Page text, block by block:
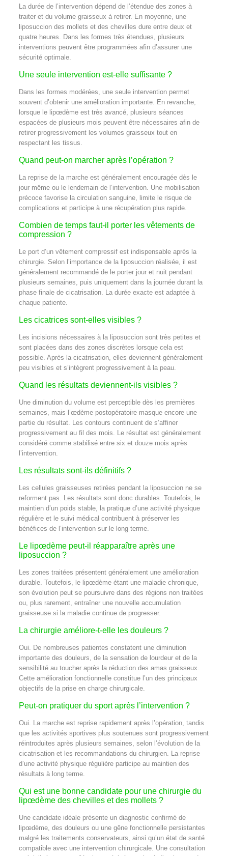
La durée de l’intervention dépend de l’étendue des zones à
traiter et du volume graisseux à retirer. En moyenne, une
liposuccion des mollets et des chevilles dure entre deux et
quatre heures. Dans les formes très étendues, plusieurs
interventions peuvent être programmées afin d’assurer une
sécurité optimale.
Une seule intervention est-elle suffisante ?
Dans les formes modérées, une seule intervention permet
souvent d’obtenir une amélioration importante. En revanche,
lorsque le lipœdème est très avancé, plusieurs séances
espacées de plusieurs mois peuvent être nécessaires afin de
retirer progressivement les volumes graisseux tout en
respectant les tissus.
Quand peut-on marcher après l’opération ?
La reprise de la marche est généralement encouragée dès le
jour même ou le lendemain de l’intervention. Une mobilisation
précoce favorise la circulation sanguine, limite le risque de
complications et participe à une récupération plus rapide.
Combien de temps faut-il porter les vêtements de
compression ?
Le port d’un vêtement compressif est indispensable après la
chirurgie. Selon l’importance de la liposuccion réalisée, il est
généralement recommandé de le porter jour et nuit pendant
plusieurs semaines, puis uniquement dans la journée durant la
phase finale de cicatrisation. La durée exacte est adaptée à
chaque patiente.
Les cicatrices sont-elles visibles ?
Les incisions nécessaires à la liposuccion sont très petites et
sont placées dans des zones discrètes lorsque cela est
possible. Après la cicatrisation, elles deviennent généralement
peu visibles et s’intègrent progressivement à la peau.
Quand les résultats deviennent-ils visibles ?
Une diminution du volume est perceptible dès les premières
semaines, mais l’œdème postopératoire masque encore une
partie du résultat. Les contours continuent de s’affiner
progressivement au fil des mois. Le résultat est généralement
considéré comme stabilisé entre six et douze mois après
l’intervention.
Les résultats sont-ils définitifs ?
Les cellules graisseuses retirées pendant la liposuccion ne se
reforment pas. Les résultats sont donc durables. Toutefois, le
maintien d’un poids stable, la pratique d’une activité physique
régulière et le suivi médical contribuent à préserver les
bénéfices de l’intervention sur le long terme.
Le lipœdème peut-il réapparaître après une
liposuccion ?
Les zones traitées présentent généralement une amélioration
durable. Toutefois, le lipœdème étant une maladie chronique,
son évolution peut se poursuivre dans des régions non traitées
ou, plus rarement, entraîner une nouvelle accumulation
graisseuse si la maladie continue de progresser.
La chirurgie améliore-t-elle les douleurs ?
Oui. De nombreuses patientes constatent une diminution
importante des douleurs, de la sensation de lourdeur et de la
sensibilité au toucher après la réduction des amas graisseux.
Cette amélioration fonctionnelle constitue l’un des principaux
objectifs de la prise en charge chirurgicale.
Peut-on pratiquer du sport après l’intervention ?
Oui. La marche est reprise rapidement après l’opération, tandis
que les activités sportives plus soutenues sont progressivement
réintroduites après plusieurs semaines, selon l’évolution de la
cicatrisation et les recommandations du chirurgien. La reprise
d’une activité physique régulière participe au maintien des
résultats à long terme.
Qui est une bonne candidate pour une chirurgie du
lipœdème des chevilles et des mollets ?
Une candidate idéale présente un diagnostic confirmé de
lipœdème, des douleurs ou une gêne fonctionnelle persistantes
malgré les traitements conservateurs, ainsi qu’un état de santé
compatible avec une intervention chirurgicale. Une consultation